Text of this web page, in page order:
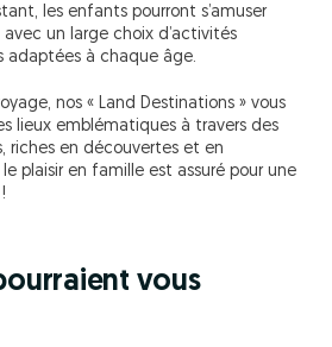
les enfants pourront s’amuser
un large choix d’activités
adaptées à chaque âge.
nos « Land Destinations » vous
lieux emblématiques à travers des
riches en découvertes et en
plaisir en famille est assuré pour une
vous